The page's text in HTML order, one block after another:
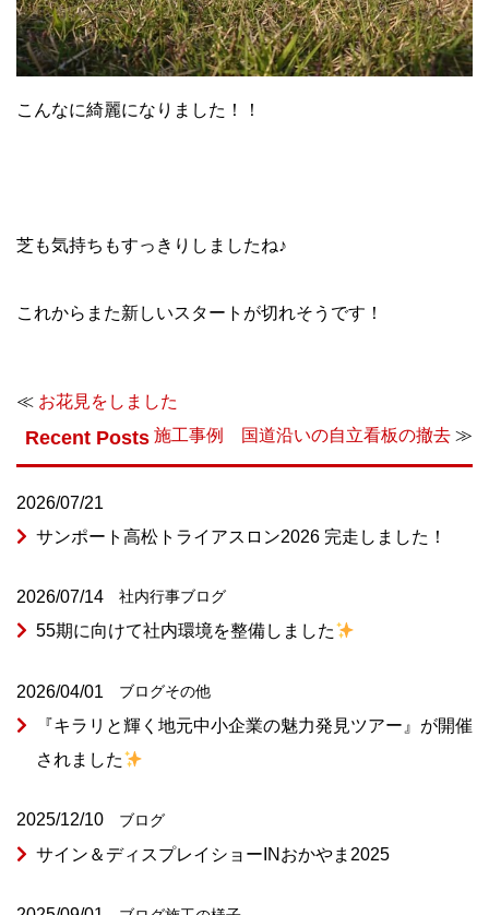
こんなに綺麗になりました！！
芝も気持ちもすっきりしましたね♪
これからまた新しいスタートが切れそうです！
≪ お花見をしました
施工事例 国道沿いの自立看板の撤去 ≫
Recent Posts
2026/07/21
サンポート高松トライアスロン2026 完走しました！
2026/07/14 社内行事ブログ
55期に向けて社内環境を整備しました
2026/04/01 ブログその他
『キラリと輝く地元中小企業の魅力発見ツアー』が開催
されました
2025/12/10 ブログ
サイン＆ディスプレイショーINおかやま2025